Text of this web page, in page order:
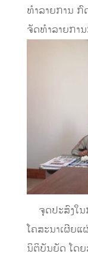
ທຳລາຍການ
ຈັດທຳລາຍກາ
ຈຸດປະສົງໃນ
ໂຄສະນາເຜີຍແ
ນິຕິບັນຍັດ ໂດຍ